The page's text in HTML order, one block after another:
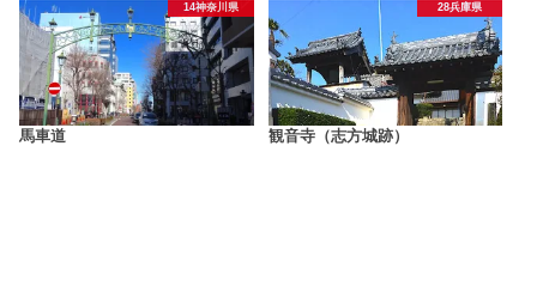
14神奈川県
馬車道
28兵庫県
観音寺（志方城跡）